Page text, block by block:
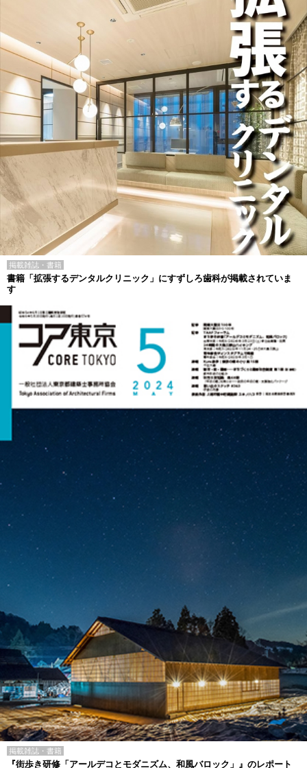
掲載雑誌・書籍
書籍「拡張するデンタルクリニック」にすずしろ歯科が掲載されていま
す
掲載雑誌・書籍
『街歩き研修「アールデコとモダニズム、和風バロック」』のレポート